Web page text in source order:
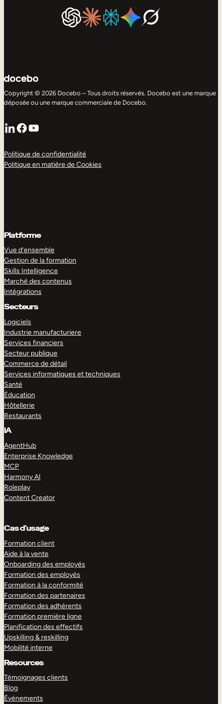
Copyright © 2026 Docebo – Tous droits réservés. Docebo est une marque
déposée ou une marque commerciale de Docebo.
LinkedIn
Facebook
YouTube
Politique de confidentialité
Politique en matière de Cookies
Platforme
Vue d’ensemble
Gestion de la formation
Skills Intelligence
Marché des contenus
Intégrations
Secteurs
Logiciels
Industrie manufacturiere
Services financiers
Secteur publique
Commerce de détail
Services informatiques et techniques
Santé
Éducation
Hôtellerie
Restaurants
IA
AgentHub
Enterprise Knowledge
MCP
Harmony AI
Roleplay
Content Creator
Cas d’usage
Formation client
Aide à la vente
Onboarding des employés
Formation des employés
Formation à la conformité
Formation des partenaires
Formation des adhérents
Formation première ligne
Planification des effectifs
Upskilling & reskilling
Mobilité interne
Resources
Témoignages clients
Blog
Événements